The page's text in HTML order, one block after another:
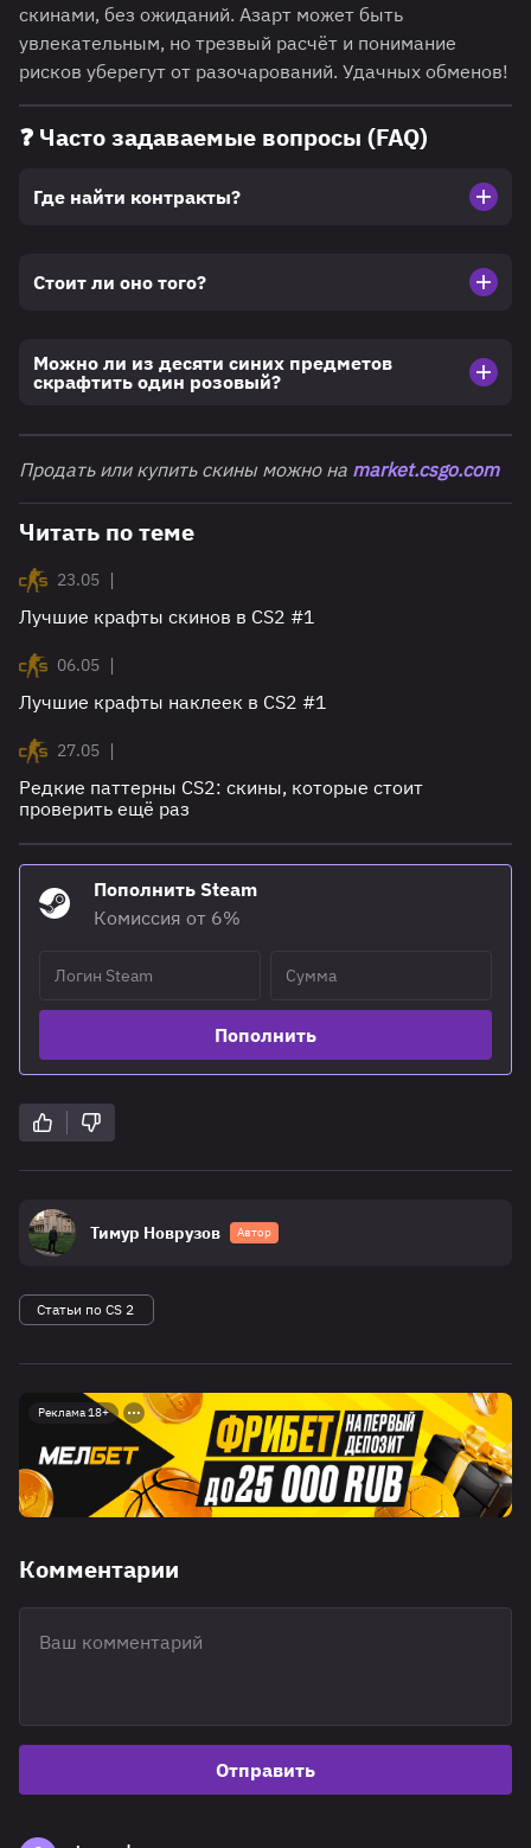
скинами, без ожиданий. Азарт может быть
увлекательным, но трезвый расчёт и понимание
рисков уберегут от разочарований. Удачных обменов!
❓ Часто задаваемые вопросы (FAQ)
Где найти контракты?
Стоит ли оно того?
Можно ли из десяти синих предметов
скрафтить один розовый?
Продать или купить скины можно на market.csgo.com
Читать по теме
23.05 |
Лучшие крафты скинов в CS2 #1
06.05 |
Лучшие крафты наклеек в CS2 #1
27.05 |
Редкие паттерны CS2: скины, которые стоит
проверить ещё раз
Пополнить Steam
Комиссия от 6%
Пополнить
Тимур Новрузов Автор
Статьи по CS 2
Реклама 18+
Комментарии
Отправить